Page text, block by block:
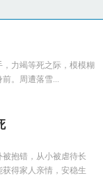
力竭等死之际，模模糊
。周遭落雪...
抱错，从小被虐待长
得家人亲情，安稳生